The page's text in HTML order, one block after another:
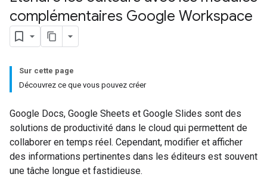
complémentaires Google Workspace
Sur cette page
Découvrez ce que vous pouvez créer
Google Docs, Google Sheets et Google Slides sont des
solutions de productivité dans le cloud qui permettent de
collaborer en temps réel. Cependant, modifier et afficher
des informations pertinentes dans les éditeurs est souvent
une tâche longue et fastidieuse.